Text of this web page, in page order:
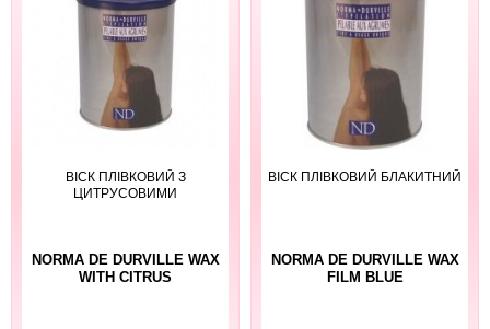
ВІСК ПЛІВКОВИЙ З
ЦИТРУСОВИМИ
NORMA DE DURVILLE WAX
WITH CITRUS
ВІСК ПЛІВКОВИЙ БЛАКИТНИЙ
NORMA DE DURVILLE WAX
FILM BLUE